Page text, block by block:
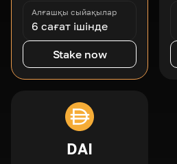
Алғашқы сыйақылар
6 сағат ішінде
Stake now
DAI